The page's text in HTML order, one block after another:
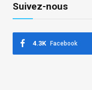
Suivez-nous
Facebook
4.3K